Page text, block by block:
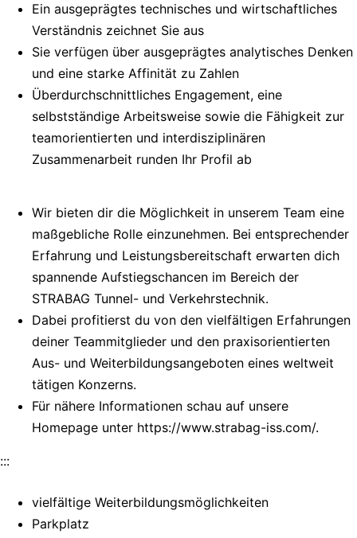
Ein ausgeprägtes technisches und wirtschaftliches
Verständnis zeichnet Sie aus
Sie verfügen über ausgeprägtes analytisches Denken
und eine starke Affinität zu Zahlen
Überdurchschnittliches Engagement, eine
selbstständige Arbeitsweise sowie die Fähigkeit zur
teamorientierten und interdisziplinären
Zusammenarbeit runden Ihr Profil ab
Wir bieten dir die Möglichkeit in unserem Team eine
maßgebliche Rolle einzunehmen. Bei entsprechender
Erfahrung und Leistungsbereitschaft erwarten dich
spannende Aufstiegschancen im Bereich der
STRABAG Tunnel- und Verkehrstechnik.
Dabei profitierst du von den vielfältigen Erfahrungen
deiner Teammitglieder und den praxisorientierten
Aus- und Weiterbildungsangeboten eines weltweit
tätigen Konzerns.
Für nähere Informationen schau auf unsere
Homepage unter https://www.strabag-iss.com/.
:::
vielfältige Weiterbildungsmöglichkeiten
Parkplatz